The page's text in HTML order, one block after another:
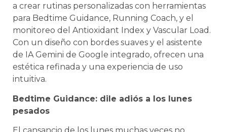
a crear rutinas personalizadas con herramientas
para Bedtime Guidance, Running Coach, y el
monitoreo del Antioxidant Index y Vascular Load.
Con un diseño con bordes suaves y el asistente
de IA Gemini de Google integrado, ofrecen una
estética refinada y una experiencia de uso
intuitiva.
Bedtime Guidance: dile adiós a los lunes
pesados